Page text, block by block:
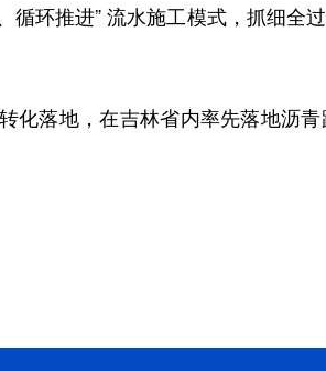
循环推进” 流水施工模式，抓细
落地，在吉林省内率先落地沥